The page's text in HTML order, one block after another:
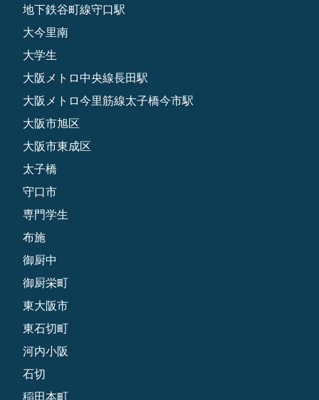
地下鉄谷町線守口駅
大今里南
大学生
大阪メトロ中央線長田駅
大阪メトロ今里筋線太子橋今市駅
大阪市旭区
大阪市東成区
太子橋
守口市
専門学生
布施
御厨中
御厨栄町
東大阪市
東石切町
河内小阪
石切
稲田本町